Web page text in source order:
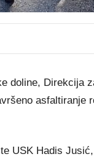
doline, Direkcija
asfaltiranje
USK Hadis